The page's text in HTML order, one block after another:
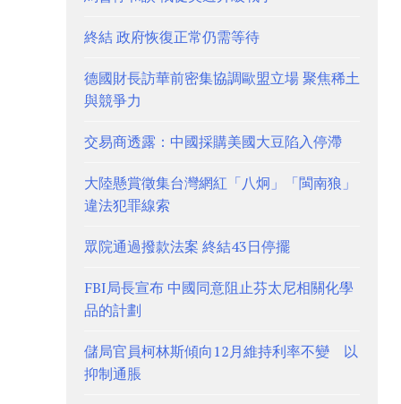
終結 政府恢復正常仍需等待
德國財長訪華前密集協調歐盟立場 聚焦稀土
與競爭力
交易商透露：中國採購美國大豆陷入停滯
大陸懸賞徵集台灣網紅「八炯」「閩南狼」
違法犯罪線索
眾院通過撥款法案 終結43日停擺
FBI局長宣布 中國同意阻止芬太尼相關化學
品的計劃
儲局官員柯林斯傾向12月維持利率不變 以
抑制通脹